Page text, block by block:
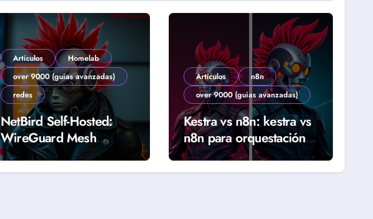
Artículos
Homelab
over 9000 (guias avanzadas)
redes
NetBird Self-Hosted:
WireGuard Mesh
Segura para Homelab
(Guía 2026)
Artículos
n8n
over 9000 (guias avanzadas)
Kestra vs n8n: kestra vs
n8n para orquestación
declarativa y workflows
reales (Guía 2026)